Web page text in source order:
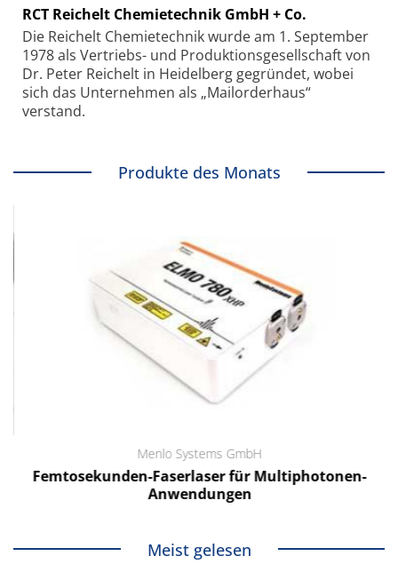
RCT Reichelt Chemietechnik GmbH + Co.
Die Reichelt Chemietechnik wurde am 1. September
1978 als Vertriebs- und Produktionsgesellschaft von
Dr. Peter Reichelt in Heidelberg gegründet, wobei
sich das Unternehmen als „Mailorderhaus“
verstand.
Produkte des Monats
Menlo Systems GmbH
Femtosekunden-Faserlaser für Multiphotonen-
Anwendungen
Meist gelesen